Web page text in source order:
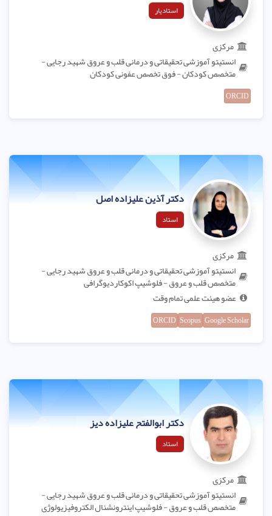
استادیار
مرکزی
انستیتو آموزشی تحقیقاتی و درمانی قلب و عروق شهید رجایی -
متخصص کودکان - فوق تخصص عفونی کودکان
ORCID
دکتر آذین علیزاده اصل
استاد
مرکزی
انستیتو آموزشی تحقیقاتی و درمانی قلب و عروق شهید رجایی -
متخصص قلب و عروق - فلوشیپ اکوکاردیوگرافی
عضو هیئت علمی تمام وقت
Google Scholar
Scopus
ORCID
دکتر ابوالفتح علیزاده دیز
استاد
مرکزی
انستیتو آموزشی تحقیقاتی و درمانی قلب و عروق شهید رجایی -
متخصص قلب و عروق - فلوشیپ اینترونشنال الکتروفیزیولوژی